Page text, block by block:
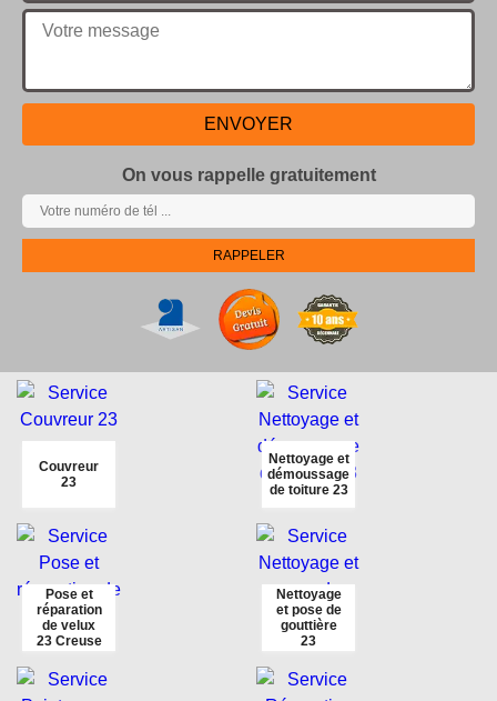
On vous rappelle gratuitement
Couvreur
23
Nettoyage et
démoussage
de toiture 23
Pose et
réparation
de velux
23 Creuse
Nettoyage
et pose de
gouttière
23